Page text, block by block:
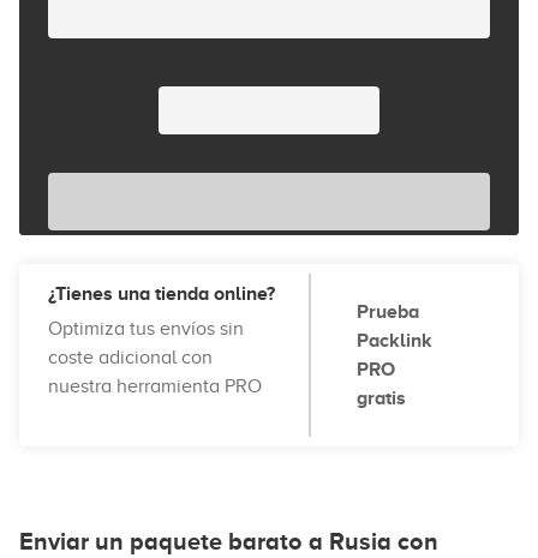
¿Tienes una tienda online?
Optimiza tus envíos sin
coste adicional con
nuestra herramienta PRO
Prueba
Packlink
PRO
gratis
Enviar un paquete barato a Rusia con